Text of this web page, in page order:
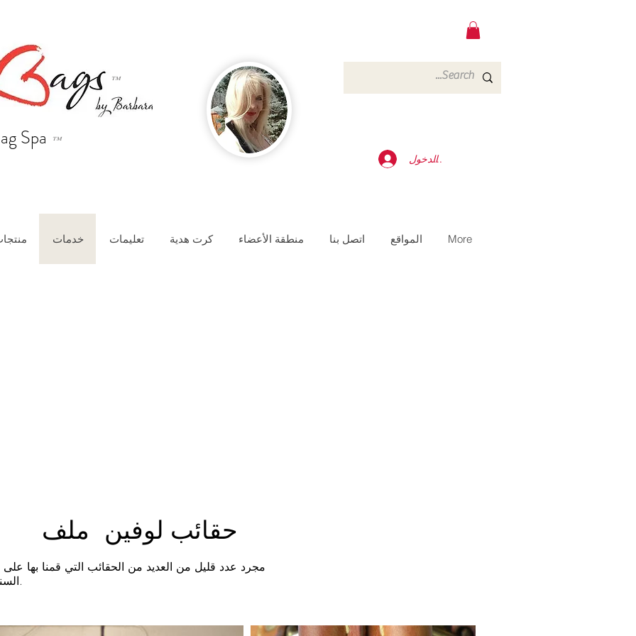
™
Spa ™
تسجيل الدخول
خدمات تعليمات كرت هدية منطقة الأعضاء اتصل بنا المواقع More
حقائب لوفين ملف
مجرد عدد قليل من العديد من الحقائب التي قمنا بها
السنين.